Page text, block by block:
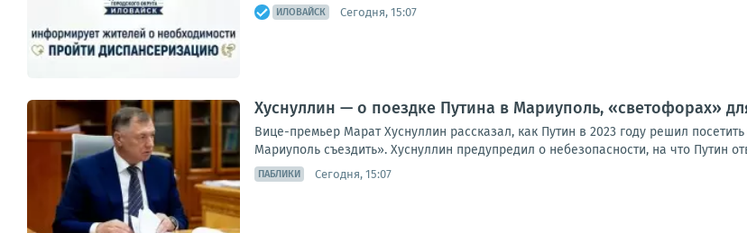
ИЛОВАЙСК Сегодня, 15:07
Хуснуллин — о поездке Путина в Мариуполь, «светофорах»
Вице-премьер Марат Хуснуллин рассказал, как Путин в 2023 году решил
Мариуполь съездить». Хуснуллин предупредил о небезопасности, на что Путин
ПАБЛИКИ Сегодня, 15:07